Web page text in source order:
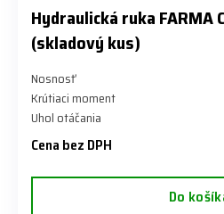
Hydraulická ruka FARMA
(skladový kus)
Nosnosť
Krútiaci moment
Uhol otáčania
Cena bez DPH
Do